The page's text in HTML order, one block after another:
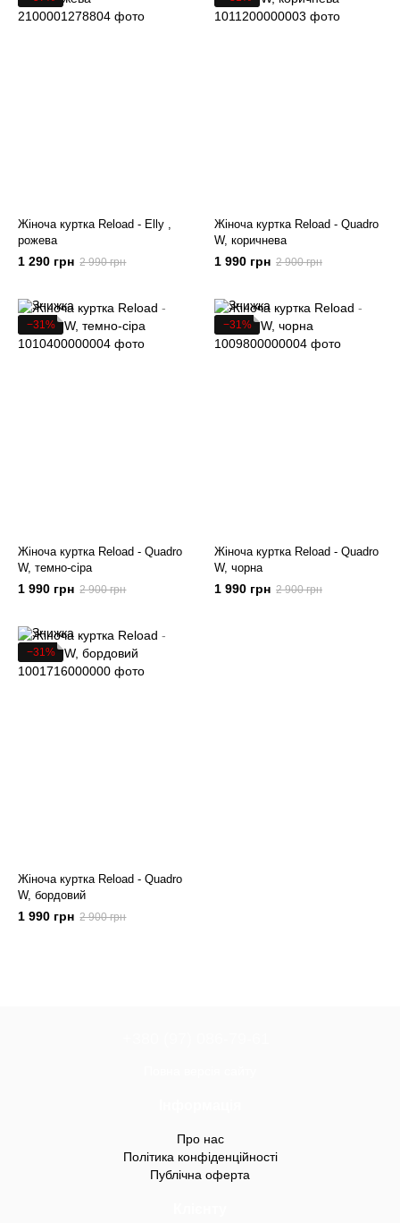
Жіноча куртка Reload - Elly ,
рожева
1 290 грн 2 990 грн
Жіноча куртка Reload - Quadro
W, коричнева
1 990 грн 2 900 грн
−31%
Жіноча куртка Reload - Quadro
W, темно-сіра
1 990 грн 2 900 грн
−31%
Жіноча куртка Reload - Quadro
W, чорна
1 990 грн 2 900 грн
−31%
Жіноча куртка Reload - Quadro
W, бордовий
1 990 грн 2 900 грн
Про нас
Політика конфіденційності
Публічна оферта